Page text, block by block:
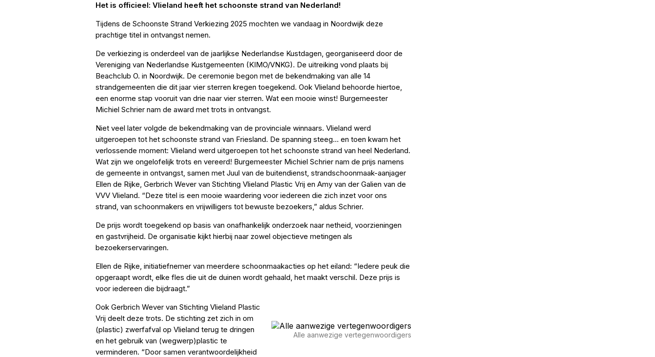
Het is officieel: Vlieland heeft het schoonste strand van Nederland!
Tijdens de Schoonste Strand Verkiezing 2025 mochten we vandaag in Noordwijk deze
prachtige titel in ontvangst nemen.
De verkiezing is onderdeel van de jaarlijkse Nederlandse Kustdagen, georganiseerd door de
Vereniging van Nederlandse Kustgemeenten (KIMO/VNKG). De uitreiking vond plaats bij
Beachclub O. in Noordwijk. De ceremonie begon met de bekendmaking van alle 14
strandgemeenten die dit jaar vier sterren kregen toegekend. Ook Vlieland behoorde hiertoe,
een enorme stap vooruit van drie naar vier sterren. Wat een mooie winst! Burgemeester
Michiel Schrier nam de award met trots in ontvangst.
Niet veel later volgde de bekendmaking van de provinciale winnaars. Vlieland werd
uitgeroepen tot het schoonste strand van Friesland. De spanning steeg… en toen kwam het
verlossende moment: Vlieland werd uitgeroepen tot het schoonste strand van heel Nederland.
Wat zijn we ongelofelijk trots en vereerd! Burgemeester Michiel Schrier nam de prijs namens
de gemeente in ontvangst, samen met Juul van de buitendienst, strandschoonmaak-aanjager
Ellen de Rijke, Gerbrich Wever van Stichting Vlieland Plastic Vrij en Amy van der Galien van de
VVV Vlieland. “Deze titel is een mooie waardering voor iedereen die zich inzet voor ons
strand, van schoonmakers en vrijwilligers tot bewuste bezoekers,” aldus Schrier.
De prijs wordt toegekend op basis van onafhankelijk onderzoek naar netheid, voorzieningen
en gastvrijheid. De organisatie kijkt hierbij naar zowel objectieve metingen als
bezoekerservaringen.
Ellen de Rijke, initiatiefnemer van meerdere schoonmaakacties op het eiland: “Iedere peuk die
opgeraapt wordt, elke fles die uit de duinen wordt gehaald, het maakt verschil. Deze prijs is
voor iedereen die bijdraagt.”
Alle aanwezige vertegenwoordigers
Ook Gerbrich Wever van Stichting Vlieland Plastic
Vrij deelt deze trots. De stichting zet zich in om
(plastic) zwerfafval op Vlieland terug te dringen
en het gebruik van (wegwerp)plastic te
verminderen. “Door samen verantwoordelijkheid